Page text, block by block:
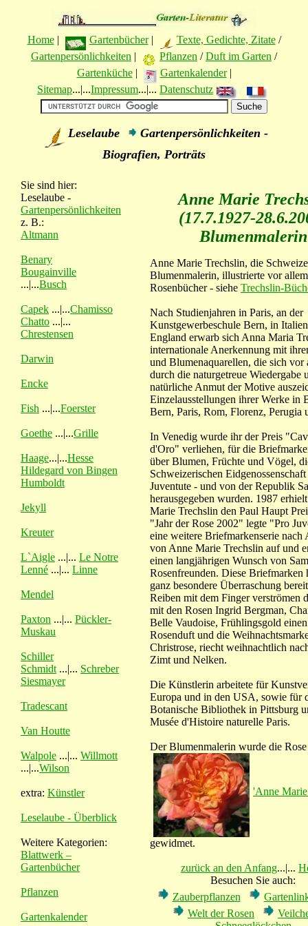
Home| Gartenbücher| Texte, Gedichte, Zitate/
Gartenpersönlichkeiten | Pflanzen /Duft im Garten /
Gartenküche| Gartenkalender|
Sitemap...|...Impressum...|... Datenschutz
Leselaube
Gartenpersönlichkeiten -
Biografien, Porträts
Sie sind hier:
Leselaube -
Gartenpersönlichkeiten
z. B.:
Altmann
Benary
Bougainville
...|...Busch
Capek ...|...Chamisso
Chatto ...|...
Chrestensen
Darwin
Encke
Fish ...|...Foerster
Goethe ...|...Grille
Haage...|...Hesse
Hildegard von Bingen
Humboldt
Jekyll
Kreuter
L`Aigle ...|... Le Notre
Lenné ...|... Linne
Mendel
Paxton ...|... Pückler-
Muskau
Schiller
Schmidt ...|... Schreber
Siesmayer
Tradescant
Van Houtte
Walpole ...|... Willmott
...|...Wilson
extra: Künstler
Leselaube - Überblick
Weitere Kategorien:
Blattwerk –
Gartenbücher
Pflanzen
Gartenkalender
Anne Marie
(17.7.1927-
Blumenmalerin
Anne Marie Trechslin, die
Blumenmalerin, illustrierte vor
Rosenbücher - siehe Trechslin-
Nach Studienjahren in Paris, an der
Kunstgewerbeschule Bern, in
England erwarb sich Anna Maria
internationale Anerkennung mit
und Blumenaquarellen, die sich vor
durch die naturgetreue Wiedergabe
natürliche Anmut der Motive
Einzelausstellungen ihrer Werke in
Bern, Paris, Rom, Florenz, Perugia
In Venedig wurde ihr der Preis
d'Oro" verliehen, für die
über Blumen, Früchte und Vögel,
Schweizerischen
Juventute - und von der Republik
herausgegeben wurden. 1987
Marie Trechslin den Paul Haupt
"Jahr der Rose 2002" legte "Pro
eine weitere Briefmarkenserie nach
von Anne Marie Trechslin auf und
einen langjährigen Wunsch von
Rosenfreunden. Diese Briefmarken
ganz besondere Überraschung
Reiben mit dem Finger verströmen
mit den Rosen Ingrid Bergman,
Belle Vaudoise, Frühlingsgold
Rosenduft und die
Christrose, riecht weihnachtlich
Zimt und Nelken.
Die Künstlerin arbeitete für
Europa und in den USA, sowie für
Botanische Bibliothek in Pittsburg
Musée d'Histoire naturelle Paris.
Der Blumenmalerin wurde die Rose
'Anne
gewidmet.
zurück an den Anfang...|...
Besuchen Sie auch:
Zauberpflanzen
Welt der Rosen